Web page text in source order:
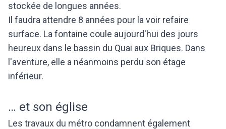
stockée de longues années.
Il faudra attendre 8 années pour la voir refaire
surface. La fontaine coule aujourd'hui des jours
heureux dans le bassin du Quai aux Briques. Dans
l'aventure, elle a néanmoins perdu son étage
inférieur.
… et son église
Les travaux du métro condamnent également